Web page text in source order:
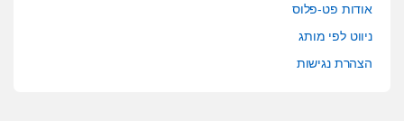
אודות פט-פלוס
ניווט לפי מותג
הצהרת נגישות